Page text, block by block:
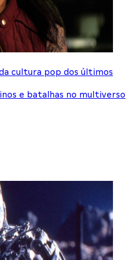
cultura pop dos últimos
e batalhas no multiverso